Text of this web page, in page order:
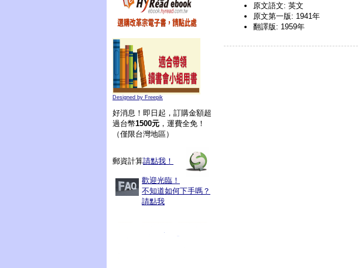
Designed by Freepik
好消息！即日起，訂購金額超
過台幣1500元 ，運費全免！
（僅限台灣地區）
郵資計算請點我！
歡迎光臨！
不知道如何下手嗎？
請點我
原文語文: 英文
原文第一版: 1941年
翻譯版: 1959年